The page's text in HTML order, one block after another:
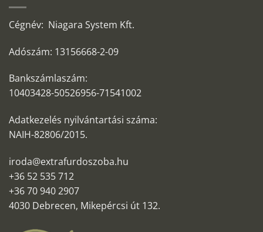
Cégnév: Niagara System Kft.
Adószám: 13156668-2-09
Bankszámlaszám:
10403428-50526956-71541002
Adatkezelés nyilvántartási száma:
NAIH-82806/2015.
iroda@extrafurdoszoba.hu
+36 52 535 712
+36 70 940 2907
4030 Debrecen, Mikepércsi út 132.